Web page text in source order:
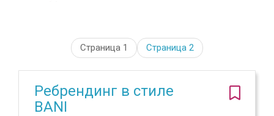
Страница 1 Страница 2
Ребрендинг в стиле
BANI